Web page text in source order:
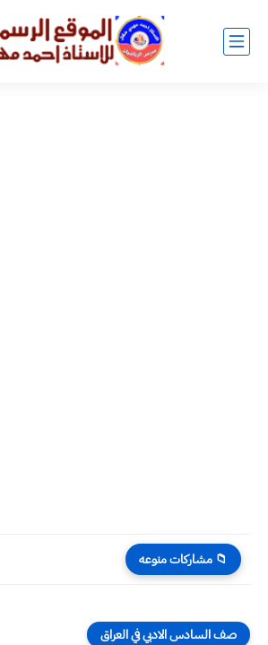
📁 مشاركات منوعه
صف السادس الادبي في العراق